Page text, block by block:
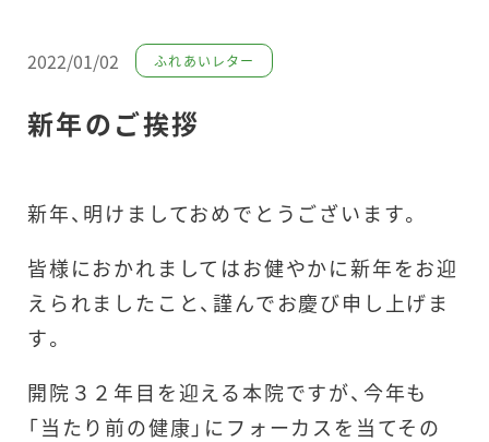
2022/01/02 ふれあいレター
新年のご挨拶
新年、明けましておめでとうございます。
皆様におかれましてはお健やかに新年をお迎
えられましたこと、謹んでお慶び申し上げま
す。
開院３２年目を迎える本院ですが、今年も
「当たり前の健康」にフォーカスを当てその